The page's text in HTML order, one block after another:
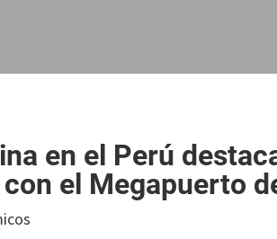
en el Perú
el Megapuerto